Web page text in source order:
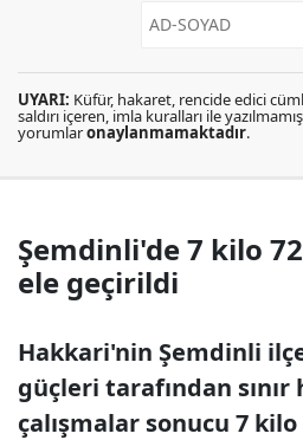
UYARI: Küfür, hakaret, rencide edici
saldırı içeren, imla kuralları ile
yorumlaronaylanmamaktadır.
Şemdinli'de 7 kilo
ele geçirildi
Hakkari'nin Şemdinli
güçleri tarafından sınır
çalışmalar sonucu 7